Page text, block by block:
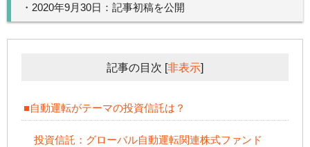
・2020年9月30日：記事初稿を公開
記事の目次 [非表示]
■自動運転がテーマの投資信託は？
投資信託：グローバル自動運転関連株式ファンド